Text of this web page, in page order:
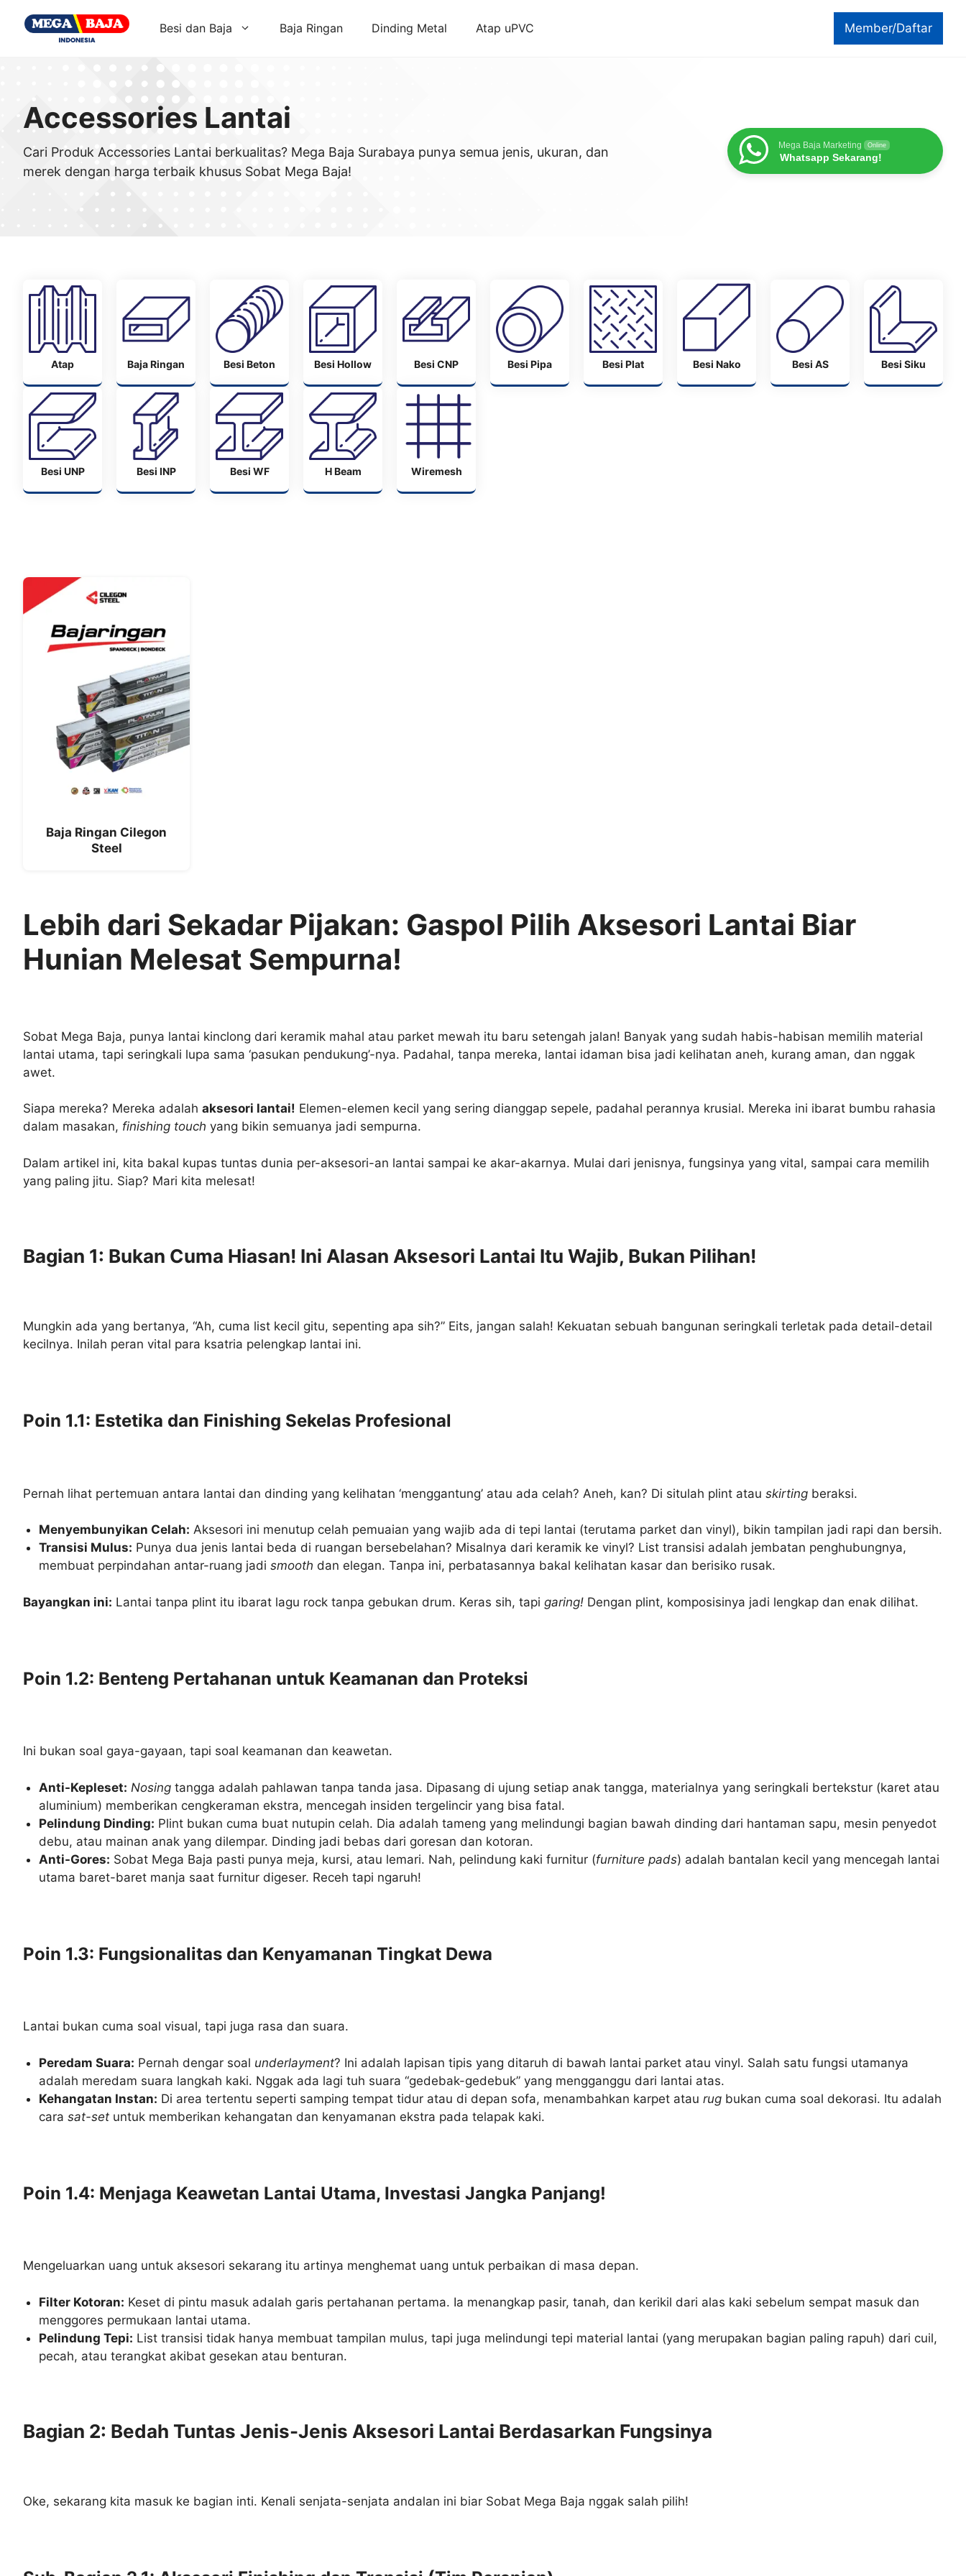
Member/Daftar
Besi dan Baja Baja Ringan Dinding Metal Atap uPVC
Accessories Lantai
Cari Produk Accessories Lantai berkualitas? Mega Baja Surabaya punya semua jenis, ukuran, dan
merek dengan harga terbaik khusus Sobat Mega Baja!
Mega Baja Marketing Online
Whatsapp Sekarang!
Atap Baja Ringan Besi Beton Besi Hollow Besi CNP Besi Pipa Besi Plat Besi Nako Besi AS Besi Siku
Besi UNP Besi INP Besi WF H Beam Wiremesh
Baja Ringan Cilegon
Steel
Lebih dari Sekadar Pijakan: Gaspol Pilih Aksesori Lantai Biar
Hunian Melesat Sempurna!
Sobat Mega Baja, punya lantai kinclong dari keramik mahal atau parket mewah itu baru setengah jalan! Banyak yang sudah habis-habisan memilih material
lantai utama, tapi seringkali lupa sama ‘pasukan pendukung’-nya. Padahal, tanpa mereka, lantai idaman bisa jadi kelihatan aneh, kurang aman, dan nggak
awet.
Siapa mereka? Mereka adalah aksesori lantai! Elemen-elemen kecil yang sering dianggap sepele, padahal perannya krusial. Mereka ini ibarat bumbu rahasia
dalam masakan, finishing touch yang bikin semuanya jadi sempurna.
Dalam artikel ini, kita bakal kupas tuntas dunia per-aksesori-an lantai sampai ke akar-akarnya. Mulai dari jenisnya, fungsinya yang vital, sampai cara memilih
yang paling jitu. Siap? Mari kita melesat!
Bagian 1: Bukan Cuma Hiasan! Ini Alasan Aksesori Lantai Itu Wajib, Bukan Pilihan!
Mungkin ada yang bertanya, “Ah, cuma list kecil gitu, sepenting apa sih?” Eits, jangan salah! Kekuatan sebuah bangunan seringkali terletak pada detail-detail
kecilnya. Inilah peran vital para ksatria pelengkap lantai ini.
Poin 1.1: Estetika dan Finishing Sekelas Profesional
Pernah lihat pertemuan antara lantai dan dinding yang kelihatan ‘menggantung’ atau ada celah? Aneh, kan? Di situlah plint atau skirting beraksi.
Menyembunyikan Celah: Aksesori ini menutup celah pemuaian yang wajib ada di tepi lantai (terutama parket dan vinyl), bikin tampilan jadi rapi dan bersih.
Transisi Mulus: Punya dua jenis lantai beda di ruangan bersebelahan? Misalnya dari keramik ke vinyl? List transisi adalah jembatan penghubungnya,
membuat perpindahan antar-ruang jadismooth dan elegan. Tanpa ini, perbatasannya bakal kelihatan kasar dan berisiko rusak.
Bayangkan ini: Lantai tanpa plint itu ibarat lagu rock tanpa gebukan drum. Keras sih, tapi garing! Dengan plint, komposisinya jadi lengkap dan enak dilihat.
Poin 1.2: Benteng Pertahanan untuk Keamanan dan Proteksi
Ini bukan soal gaya-gayaan, tapi soal keamanan dan keawetan.
Anti-Kepleset: Nosing tangga adalah pahlawan tanpa tanda jasa. Dipasang di ujung setiap anak tangga, materialnya yang seringkali bertekstur (karet atau
aluminium) memberikan cengkeraman ekstra, mencegah insiden tergelincir yang bisa fatal.
Pelindung Dinding: Plint bukan cuma buat nutupin celah. Dia adalah tameng yang melindungi bagian bawah dinding dari hantaman sapu, mesin penyedot
debu, atau mainan anak yang dilempar. Dinding jadi bebas dari goresan dan kotoran.
Anti-Gores: Sobat Mega Baja pasti punya meja, kursi, atau lemari. Nah, pelindung kaki furnitur (furniture pads) adalah bantalan kecil yang mencegah lantai
utama baret-baret manja saat furnitur digeser. Receh tapi ngaruh!
Poin 1.3: Fungsionalitas dan Kenyamanan Tingkat Dewa
Lantai bukan cuma soal visual, tapi juga rasa dan suara.
Peredam Suara: Pernah dengar soal underlayment? Ini adalah lapisan tipis yang ditaruh di bawah lantai parket atau vinyl. Salah satu fungsi utamanya
adalah meredam suara langkah kaki. Nggak ada lagi tuh suara “gedebak-gedebuk” yang mengganggu dari lantai atas.
Kehangatan Instan: Di area tertentu seperti samping tempat tidur atau di depan sofa, menambahkan karpet ataurug bukan cuma soal dekorasi. Itu adalah
carasat-set untuk memberikan kehangatan dan kenyamanan ekstra pada telapak kaki.
Poin 1.4: Menjaga Keawetan Lantai Utama, Investasi Jangka Panjang!
Mengeluarkan uang untuk aksesori sekarang itu artinya menghemat uang untuk perbaikan di masa depan.
Filter Kotoran: Keset di pintu masuk adalah garis pertahanan pertama. Ia menangkap pasir, tanah, dan kerikil dari alas kaki sebelum sempat masuk dan
menggores permukaan lantai utama.
Pelindung Tepi: List transisi tidak hanya membuat tampilan mulus, tapi juga melindungi tepi material lantai (yang merupakan bagian paling rapuh) dari cuil,
pecah, atau terangkat akibat gesekan atau benturan.
Bagian 2: Bedah Tuntas Jenis-Jenis Aksesori Lantai Berdasarkan Fungsinya
Oke, sekarang kita masuk ke bagian inti. Kenali senjata-senjata andalan ini biar Sobat Mega Baja nggak salah pilih!